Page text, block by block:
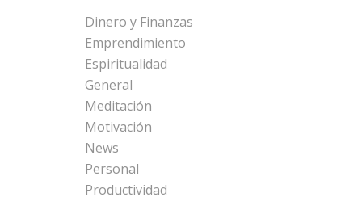
Dinero y Finanzas
Emprendimiento
Espiritualidad
General
Meditación
Motivación
News
Personal
Productividad